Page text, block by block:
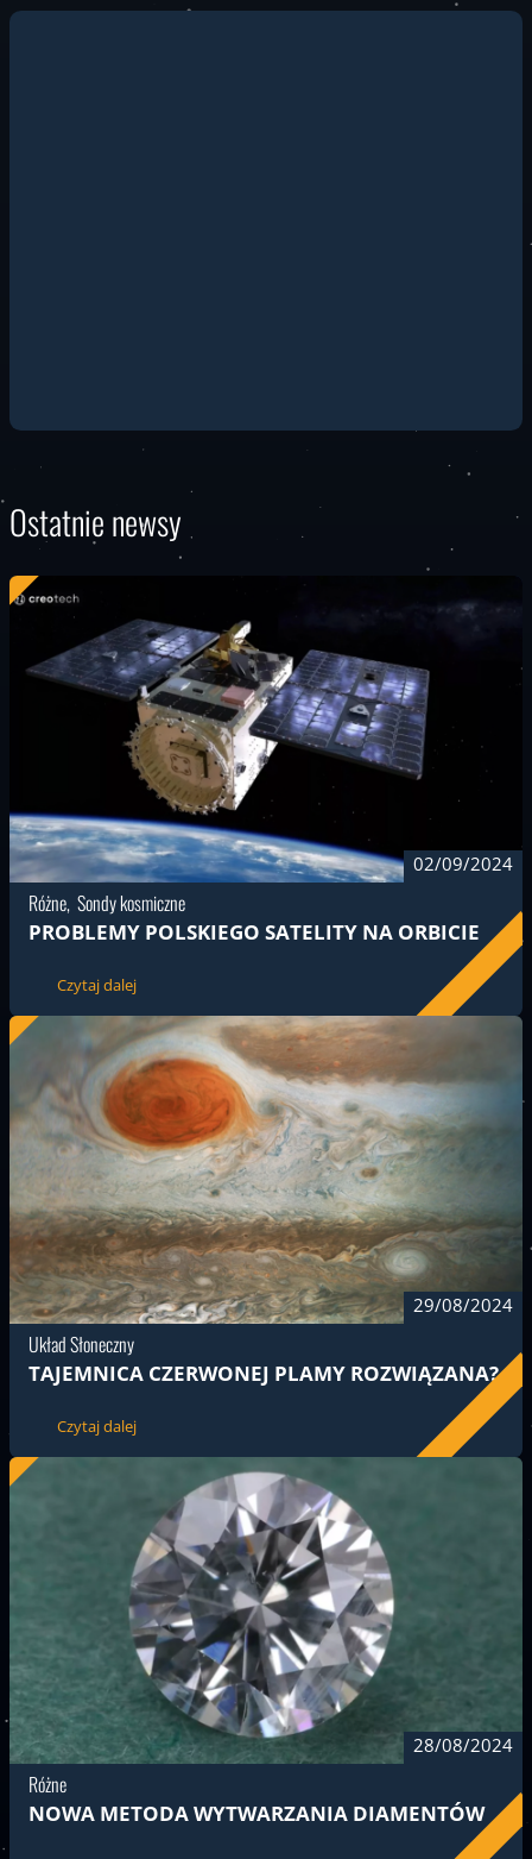
Ostatnie newsy
PROBLEMY POLSKIEGO SATELITY NA ORBICIE
Czytaj dalej
Różne Sondy kosmiczne
02/09/2024
TAJEMNICA CZERWONEJ PLAMY ROZWIĄZANA?
Czytaj dalej
Układ Słoneczny
29/08/2024
NOWA METODA WYTWARZANIA DIAMENTÓW
Różne
28/08/2024